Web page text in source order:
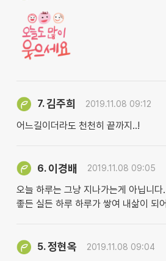
7.김주희 2019.11.08 09:12
어느길이더라도 천천히 끝까지..!
6. 이경배 2019.11.08 09:05
오늘 하루는 그냥 지나가는게 아닙니다.
좋든 실든 하루 하루가 쌓여 내삶이 되
5.정현옥 2019.11.08 09:04